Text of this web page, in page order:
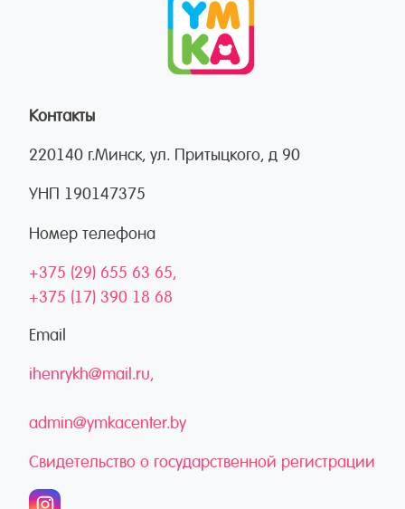
Контакты
220140 г.Минск, ул. Притыцкого, д 90
УНП 190147375
Номер телефона
+375 (29) 655 63 65
+375 (17) 390 18 68
Email
ihenrykh@mail.ru
admin@ymkacenter.by
Свидетельство о государственной регистрации